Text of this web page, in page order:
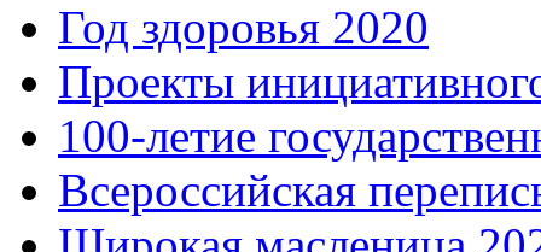
Год здоровья 2020
Проекты
100-летие
Всероссийская